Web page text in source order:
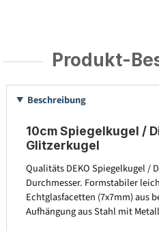
Produkt-
Beschreibung
10cm Spiegelkugel /
Glitzerkugel
Qualitäts DEKO Spiegelkugel /
Durchmesser. Formstabiler
Echtglasfacetten (7x7mm) aus
Aufhängung aus Stahl mit